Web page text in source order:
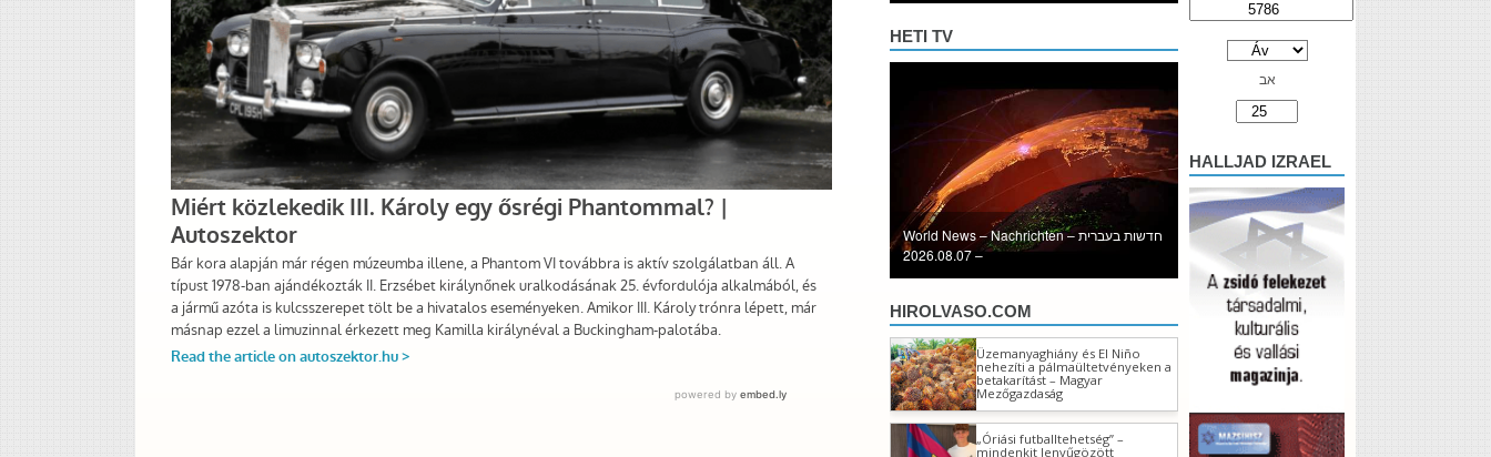
HETI TV
World News – Nachrichten – חדשות בעברית
– 2026.08.07
HIROLVASO.COM
אב
HALLJAD IZRAEL